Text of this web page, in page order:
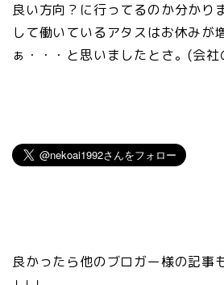
良い方向？に行ってるのか分かり
して働いているアタスはお休みが
ぁ・・・と思いましたとさ。(会
良かったら他のブロガー様の記事